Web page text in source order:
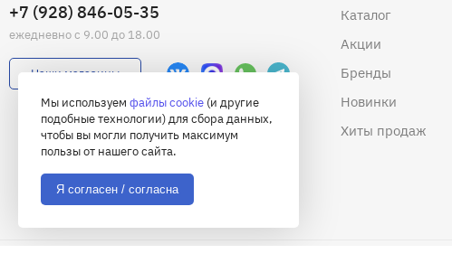
+7 (928) 846-05-35
ежедневно с 9.00 до 18.00
Наши магазины
Каталог
Акции
Бренды
Новинки
Хиты продаж
Мы используем файлы cookie (и другие
подобные технологии) для сбора данных,
чтобы вы могли получить максимум
пользы от нашего сайта.
Я согласен / согласна